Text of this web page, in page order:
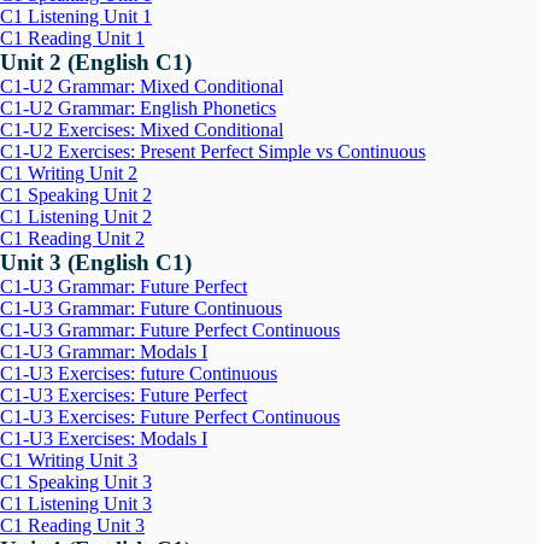
C1 Listening Unit 1
C1 Reading Unit 1
Unit 2 (English C1)
C1-U2 Grammar: Mixed Conditional
C1-U2 Grammar: English Phonetics
C1-U2 Exercises: Mixed Conditional
C1-U2 Exercises: Present Perfect Simple vs Continuous
C1 Writing Unit 2
C1 Speaking Unit 2
C1 Listening Unit 2
C1 Reading Unit 2
Unit 3 (English C1)
C1-U3 Grammar: Future Perfect
C1-U3 Grammar: Future Continuous
C1-U3 Grammar: Future Perfect Continuous
C1-U3 Grammar: Modals I
C1-U3 Exercises: future Continuous
C1-U3 Exercises: Future Perfect
C1-U3 Exercises: Future Perfect Continuous
C1-U3 Exercises: Modals I
C1 Writing Unit 3
C1 Speaking Unit 3
C1 Listening Unit 3
C1 Reading Unit 3